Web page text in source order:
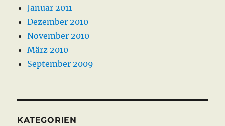
Januar 2011
Dezember 2010
November 2010
März 2010
September 2009
KATEGORIEN